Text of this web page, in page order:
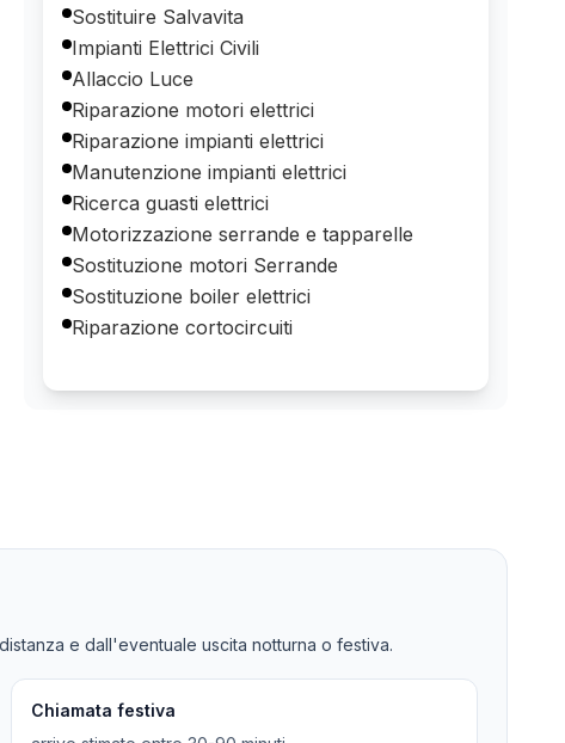
Sostituire Salvavita
Impianti Elettrici Civili
Allaccio Luce
Riparazione motori elettrici
Riparazione impianti elettrici
Manutenzione impianti elettrici
Ricerca guasti elettrici
Motorizzazione serrande e tapparelle
Sostituzione motori Serrande
Sostituzione boiler elettrici
Riparazione cortocircuiti
e dall'eventuale uscita notturna o festiva.
Chiamata festiva